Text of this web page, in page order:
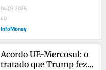
04.03.2026
40
InfoMoney
Acordo UE-Mercosul: o
tratado que Trump fez